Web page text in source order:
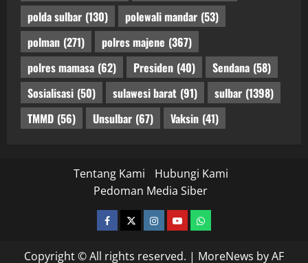
polda sulbar (130) polewali mandar (53)
polman (271) polres majene (367)
polres mamasa (62) Presiden (40) Sendana (58)
Sosialisasi (50) sulawesi barat (91) sulbar (1398)
TMMD (56) Unsulbar (67) Vaksin (41)
Tentang Kami
Hubungi Kami
Pedoman Media Siber
facebooktwitterinstagram.com
youtubewhatsapp
Copyright © All rights reserved. | MoreNews by AF